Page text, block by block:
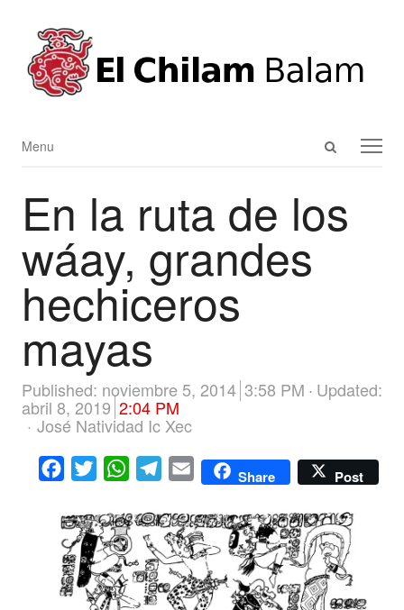
Open
Menu
Menu
En la ruta de los
wáay, grandes
hechiceros
mayas
Published: noviembre 5, 2014 3:58 PM Updated:
abril 8, 2019 2:04 PM
Author
José Natividad Ic Xec
Facebook
Twitter WhatsAppTelegram
Email Share Post